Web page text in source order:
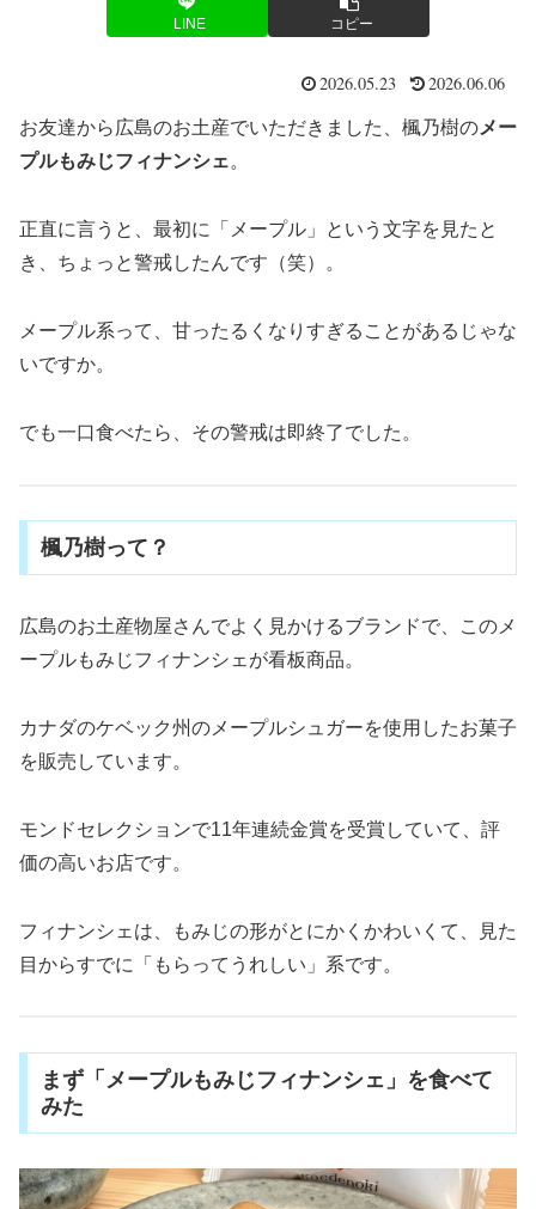
LINE コピー
2026.05.23 2026.06.06
お友達から広島のお土産でいただきました、楓乃樹のメー
プルもみじフィナンシェ。
正直に言うと、最初に「メープル」という文字を見たと
き、ちょっと警戒したんです（笑）。
メープル系って、甘ったるくなりすぎることがあるじゃな
いですか。
でも一口食べたら、その警戒は即終了でした。
楓乃樹って？
広島のお土産物屋さんでよく見かけるブランドで、このメ
ープルもみじフィナンシェが看板商品。
カナダのケベック州のメープルシュガーを使用したお菓子
を販売しています。
モンドセレクションで11年連続金賞を受賞していて、評
価の高いお店です。
フィナンシェは、もみじの形がとにかくかわいくて、見た
目からすでに「もらってうれしい」系です。
まず「メープルもみじフィナンシェ」を食べて
みた